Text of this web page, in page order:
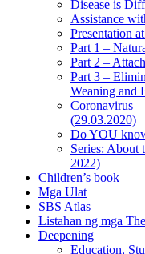
Disease is
Assistance
Presentation
Part 1 –
Part 2 –
Part 3 –
Weaning and
Coronavirus –
(29.03.2020)
Do YOU
Series: About
2022)
Children’s book
Mga Ulat
SBS Atlas
Listahan ng mga
Deepening
Education,